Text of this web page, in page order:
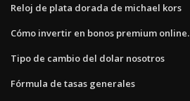
Reloj de plata dorada de michael kors
Cómo invertir en bonos premium online.
Tipo de cambio del dolar nosotros
Fórmula de tasas generales